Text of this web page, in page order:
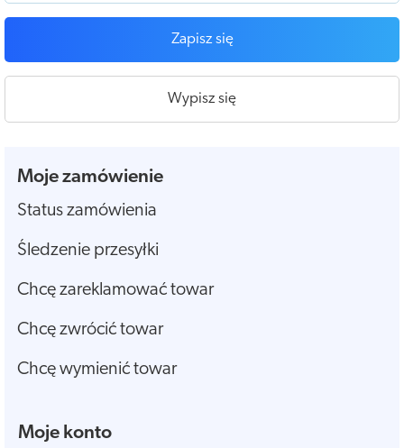
Zapisz się
Wypisz się
Moje zamówienie
Status zamówienia
Śledzenie przesyłki
Chcę zareklamować towar
Chcę zwrócić towar
Chcę wymienić towar
Moje konto